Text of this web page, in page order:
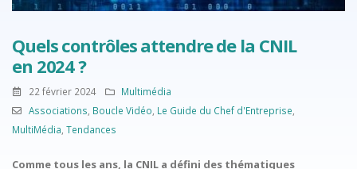
Quels contrôles attendre de la CNIL
en 2024 ?
22 février 2024
Multimédia
Associations Boucle Vidéo Le Guide du Chef d'Entreprise
MultiMédia Tendances
Comme tous les ans, la CNIL a défini des thématiques